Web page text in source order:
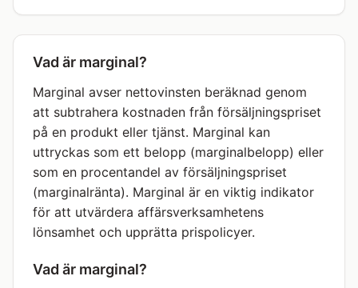
Vad är marginal?
Marginal avser nettovinsten beräknad genom
att subtrahera kostnaden från försäljningspriset
på en produkt eller tjänst. Marginal kan
uttryckas som ett belopp (marginalbelopp) eller
som en procentandel av försäljningspriset
(marginalränta). Marginal är en viktig indikator
för att utvärdera affärsverksamhetens
lönsamhet och upprätta prispolicyer.
Vad är marginal?